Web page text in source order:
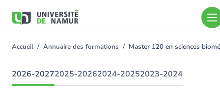
contenu
You
here
Accueil Annuaire des formations Master 120 en sciences
2026-20272025-20262024-20252023-2024